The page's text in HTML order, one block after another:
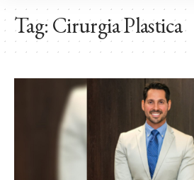
Tag:Cirurgia Plastica